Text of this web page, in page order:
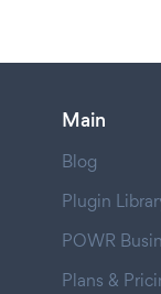
Main
Blog
Plugin
POWR
Plans &